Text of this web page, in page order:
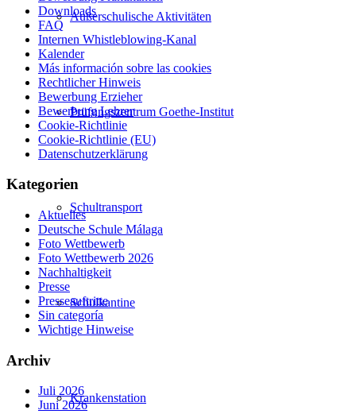
Außerschulische Aktivitäten
Prüfungszentrum Goethe-Institut
Schultransport
Schulkantine
Krankenstation
Downloads
FAQ
Internen Whistleblowing-Kanal
Kalender
Más información sobre las cookies
Rechtlicher Hinweis
Bewerbung Erzieher
Bewerbung Lehrer
Cookie-Richtlinie
Cookie-Richtlinie (EU)
Datenschutzerklärung
Kategorien
Aktuelles
Deutsche Schule Málaga
Foto Wettbewerb
Foto Wettbewerb 2026
Nachhaltigkeit
Presse
Presseauftritte
Sin categoría
Wichtige Hinweise
Archiv
Juli 2026
Juni 2026